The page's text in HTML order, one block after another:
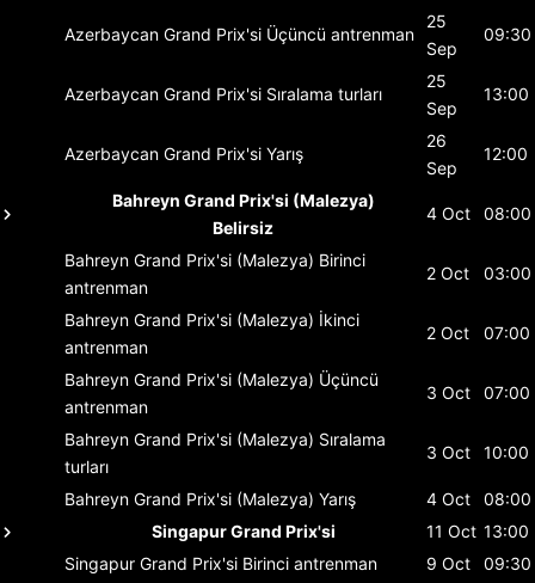
Azerbaycan Grand Prix'si Üçüncü antrenman
25
Sep
09:30
Azerbaycan Grand Prix'si Sıralama turları
25
Sep
13:00
Azerbaycan Grand Prix'si Yarış
26
Sep
12:00
Bahreyn Grand Prix'si (Malezya)
Belirsiz
4 Oct 08:00
Bahreyn Grand Prix'si (Malezya) Birinci
antrenman
2 Oct 03:00
Bahreyn Grand Prix'si (Malezya) İkinci
antrenman
2 Oct 07:00
Bahreyn Grand Prix'si (Malezya) Üçüncü
antrenman
3 Oct 07:00
Bahreyn Grand Prix'si (Malezya) Sıralama
turları
3 Oct 10:00
Bahreyn Grand Prix'si (Malezya) Yarış 4 Oct
08:00
Singapur Grand Prix'si
11 Oct 13:00
Singapur Grand Prix'si Birinci antrenman 9 Oct
09:30